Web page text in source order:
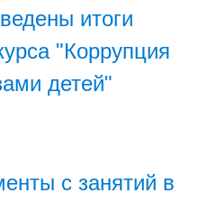
итоги
"Коррупция
детей"
с занятий в